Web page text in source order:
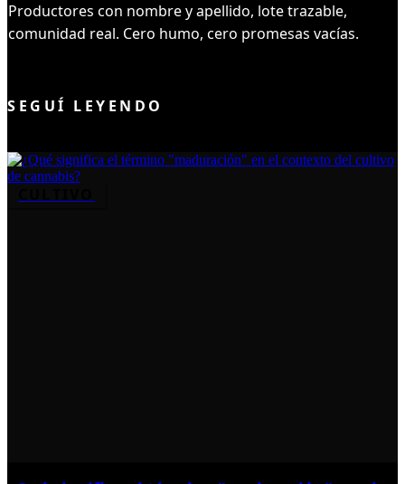
Productores con nombre y apellido, lote trazable,
comunidad real. Cero humo, cero promesas vacías.
SEGUÍ LEYENDO